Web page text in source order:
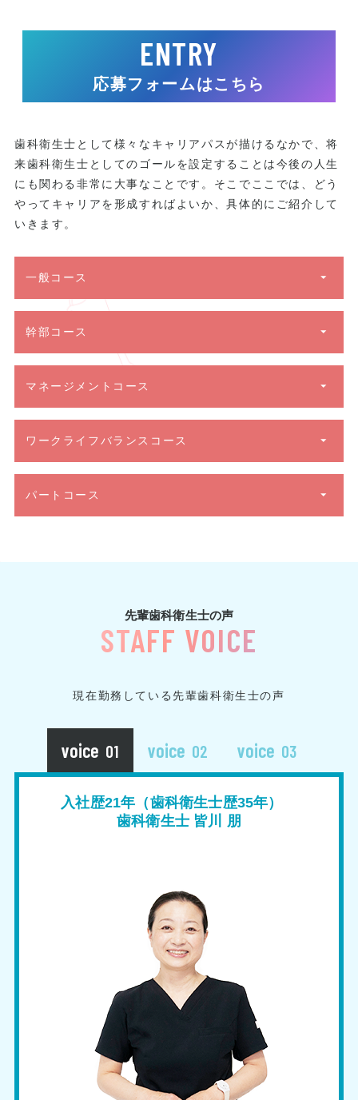
ENTRY
応募フォームはこちら
歯科衛生士として様々なキャリアパスが描けるなかで、将
来歯科衛生士としてのゴールを設定することは今後の人生
にも関わる非常に大事なことです。そこでここでは、どう
やってキャリアを形成すればよいか、具体的にご紹介して
いきます。
一般コース
幹部コース
マネージメントコース
ワークライフバランスコース
パートコース
先輩歯科衛生士の声
STAFF VOICE
現在勤務している先輩歯科衛生士の声
01 02 03
入社歴21年（歯科衛生士歴35年）
歯科衛生士 皆川 朋